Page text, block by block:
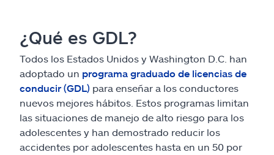
¿Qué es GDL?
Todos los Estados Unidos y Washington D.C. han
adoptado un programa graduado de licencias de
conducir (GDL) para enseñar a los conductores
nuevos mejores hábitos. Estos programas limitan
las situaciones de manejo de alto riesgo para los
adolescentes y han demostrado reducir los
accidentes por adolescentes hasta en un 50 por